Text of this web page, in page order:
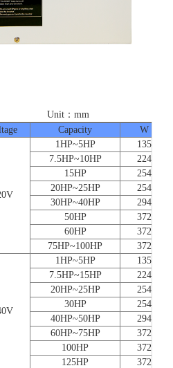
mm
Capacity
W
1HP~5HP
135
7.5HP~10HP
224
15HP
254
20HP~25HP
254
30HP~40HP
294
50HP
372
60HP
372
75HP~100HP
372
1HP~5HP
135
7.5HP~15HP
224
20HP~25HP
254
30HP
254
40HP~50HP
294
60HP~75HP
372
100HP
372
125HP 372